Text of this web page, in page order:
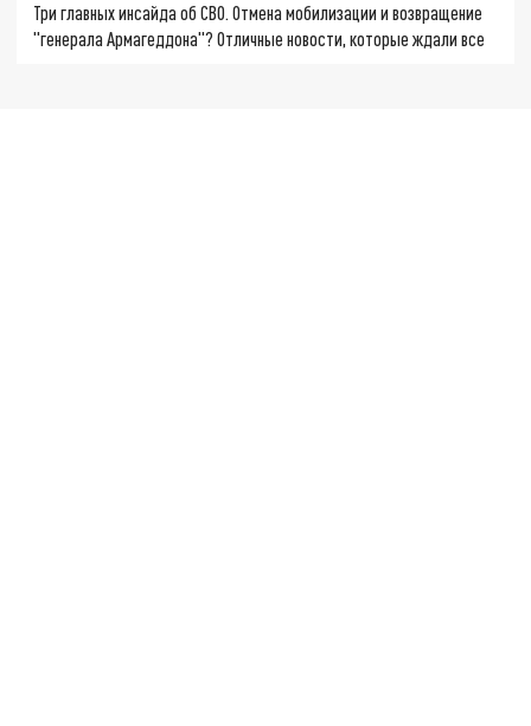
Три главных инсайда об СВО. Отмена мобилизации и возвращение
"генерала Армагеддона"? Отличные новости, которые ждали все